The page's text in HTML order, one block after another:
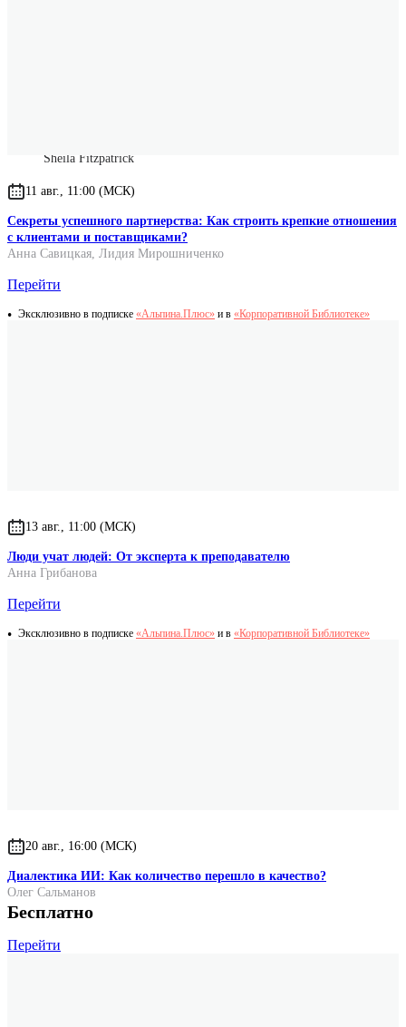
Sheila Fitzpatrick
11 авг., 11:00 (МСК)
Секреты успешного партнерства: Как строить крепкие отношения
с клиентами и поставщиками?
Анна Савицкая, Лидия Мирошниченко
Перейти
Эксклюзивно в подписке «Альпина.Плюс» и в «Корпоративной Библиотеке»
13 авг., 11:00 (МСК)
Люди учат людей: От эксперта к преподавателю
Анна Грибанова
Перейти
Эксклюзивно в подписке «Альпина.Плюс» и в «Корпоративной Библиотеке»
20 авг., 16:00 (МСК)
Диалектика ИИ: Как количество перешло в качество?
Олег Сальманов
Бесплатно
Перейти